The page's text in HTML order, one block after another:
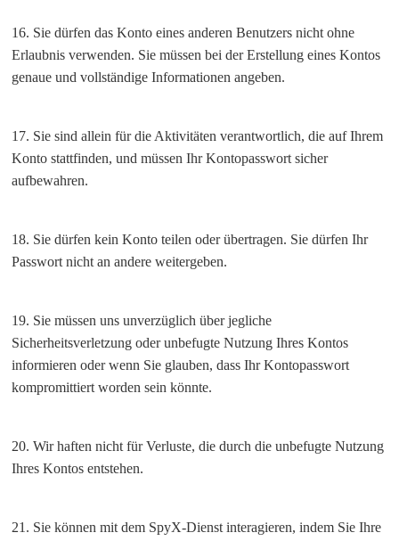
16. Sie dürfen das Konto eines anderen Benutzers nicht ohne
Erlaubnis verwenden. Sie müssen bei der Erstellung eines Kontos
genaue und vollständige Informationen angeben.
17. Sie sind allein für die Aktivitäten verantwortlich, die auf Ihrem
Konto stattfinden, und müssen Ihr Kontopasswort sicher
aufbewahren.
18. Sie dürfen kein Konto teilen oder übertragen. Sie dürfen Ihr
Passwort nicht an andere weitergeben.
19. Sie müssen uns unverzüglich über jegliche
Sicherheitsverletzung oder unbefugte Nutzung Ihres Kontos
informieren oder wenn Sie glauben, dass Ihr Kontopasswort
kompromittiert worden sein könnte.
20. Wir haften nicht für Verluste, die durch die unbefugte Nutzung
Ihres Kontos entstehen.
21. Sie können mit dem SpyX-Dienst interagieren, indem Sie Ihre